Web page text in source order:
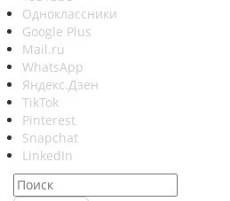
Одноклассники
Google Plus
Mail.ru
WhatsApp
Яндекс.Дзен
TikTok
Pinterest
Snapchat
LinkedIn